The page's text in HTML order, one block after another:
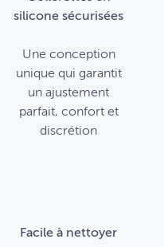
silicone sécurisées
Une conception
unique qui garantit
un ajustement
parfait, confort et
discrétion
Facile à nettoyer